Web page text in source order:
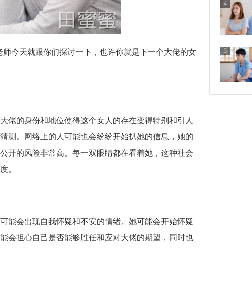
师今天就跟你们探讨一下，也许你就是下一个大佬的女
的身份和地位使得这个女人的存在变得特别和引人
测。网络上的人可能也会纷纷开始扒她的信息，她的
开的风险非常高。每一双眼睛都在看着她，这种社会
。
会出现自我怀疑和不安的情绪。她可能会开始怀疑
会担心自己是否能够胜任和应对大佬的期望，同时也
4
5